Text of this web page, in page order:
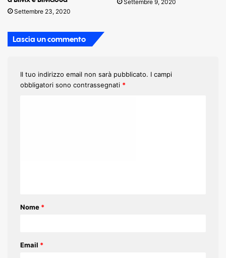
Settembre 23, 2020
Settembre 9, 2020
Lascia un commento
Il tuo indirizzo email non sarà pubblicato. I campi
obbligatori sono contrassegnati *
o
Nome *
Email *